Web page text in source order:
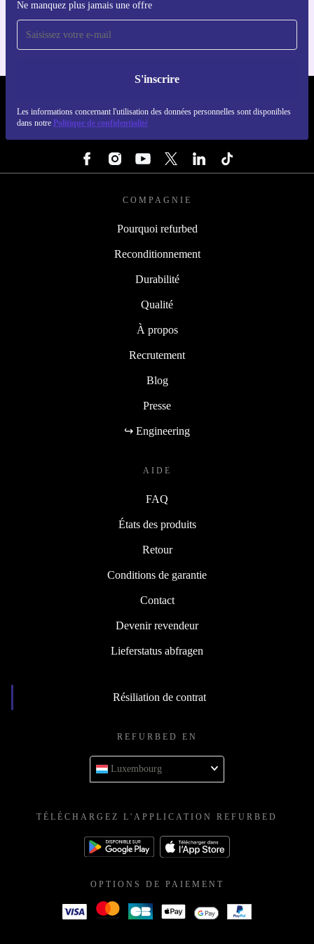
Ne manquez plus jamais une offre
S'inscrire
Les informations concernant l'utilisation des données personnelles sont disponibles
dans notre Politique de confidentialité
Pour iOS et Android
COMPAGNIE
Pourquoi refurbed
Reconditionnement
Durabilité
Qualité
À propos
Recrutement
Blog
Presse
↪ Engineering
AIDE
FAQ
États des produits
Retour
Conditions de garantie
Contact
Devenir revendeur
Lieferstatus abfragen
Résiliation de contrat
REFURBED EN
Luxembourg
TÉLÉCHARGEZ L'APPLICATION REFURBED
OPTIONS DE PAIEMENT